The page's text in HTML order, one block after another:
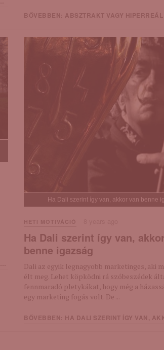
BŐVEBBEN: ABSZTRAKT VAGY HIPERREÁL – AVAGY MIT DIKTÁL
Ha Dali szerint így van, akkor van benne
HETI MOTIVÁCIÓ
Ha Dali szerint így van,
benne igazság
Dali az egyik legnagyobb marketinges, aki
élt meg. Lehet köpködni rá szóbeszédek
fennmaradó pletykákat, hogy még a
egy marketing fogás volt. De ...
BŐVEBBEN: HA DALI SZERINT ÍGY VAN, AKKOR VAN